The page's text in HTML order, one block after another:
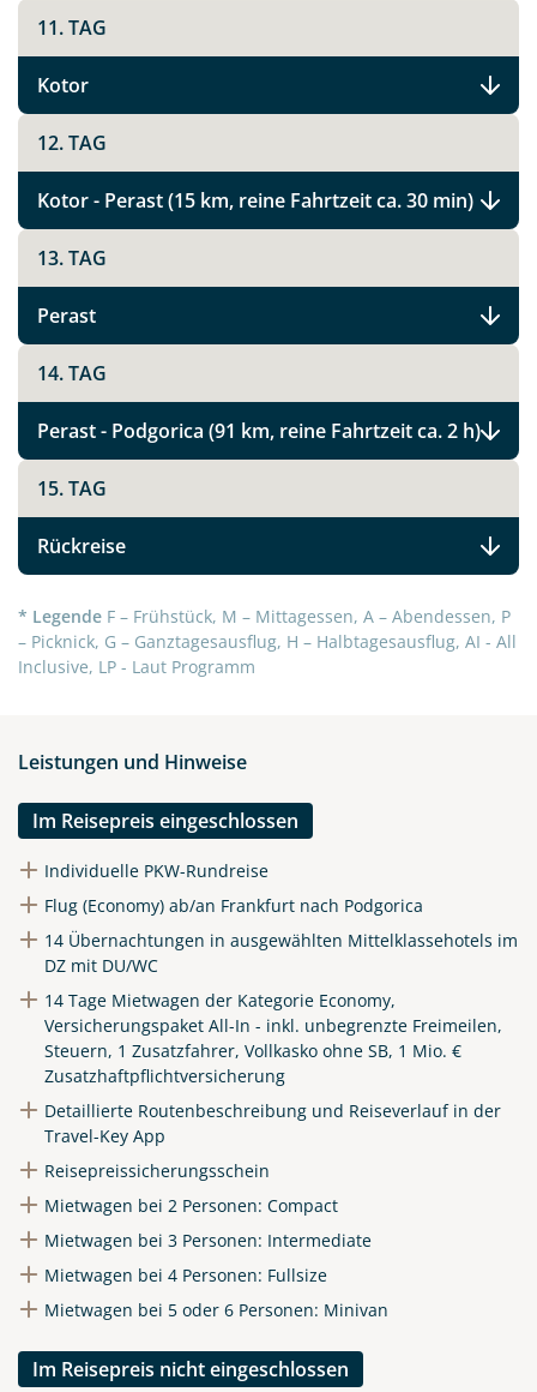
Instagram
X
WhatsApp
Telegram
per E-Mail senden
Link kopieren
11. TAG
Kotor
12. TAG
Kotor - Perast (15 km, reine Fahrtzeit ca. 30 min)
13. TAG
Perast
14. TAG
Perast - Podgorica (91 km, reine Fahrtzeit ca. 2 h)
15. TAG
Rückreise
* Legende F – Frühstück, M – Mittagessen, A – Abendessen, P
– Picknick, G – Ganztagesausflug, H – Halbtagesausflug, AI - All
Inclusive, LP - Laut Programm
Leistungen und Hinweise
Im Reisepreis eingeschlossen
Individuelle PKW-Rundreise
Flug (Economy) ab/an Frankfurt nach Podgorica
14 Übernachtungen in ausgewählten Mittelklassehotels im
DZ mit DU/WC
14 Tage Mietwagen der Kategorie Economy,
Versicherungspaket All-In - inkl. unbegrenzte Freimeilen,
Steuern, 1 Zusatzfahrer, Vollkasko ohne SB, 1 Mio. €
Zusatzhaftpflichtversicherung
Detaillierte Routenbeschreibung und Reiseverlauf in der
Travel-Key App
Reisepreissicherungsschein
Mietwagen bei 2 Personen: Compact
Mietwagen bei 3 Personen: Intermediate
Mietwagen bei 4 Personen: Fullsize
Mietwagen bei 5 oder 6 Personen: Minivan
Im Reisepreis nicht eingeschlossen